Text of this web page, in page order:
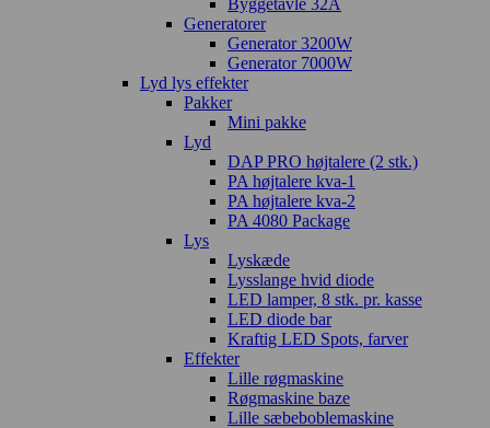
Byggetavle 32A
Generatorer
Generator 3200W
Generator 7000W
Lyd lys effekter
Pakker
Mini pakke
Lyd
DAP PRO højtalere (2 stk.)
PA højtalere kva-1
PA højtalere kva-2
PA 4080 Package
Lys
Lyskæde
Lysslange hvid diode
LED lamper, 8 stk. pr. kasse
LED diode bar
Kraftig LED Spots, farver
Effekter
Lille røgmaskine
Røgmaskine baze
Lille sæbeboblemaskine